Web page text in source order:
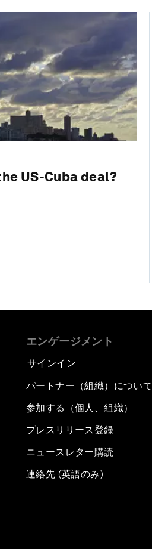
US-Cuba deal?
エンゲージメント
サインイン
パートナー（組織）について
参加する（個人、組織）
プレスリリース登録
ニュースレター購読
連絡先 (英語のみ)